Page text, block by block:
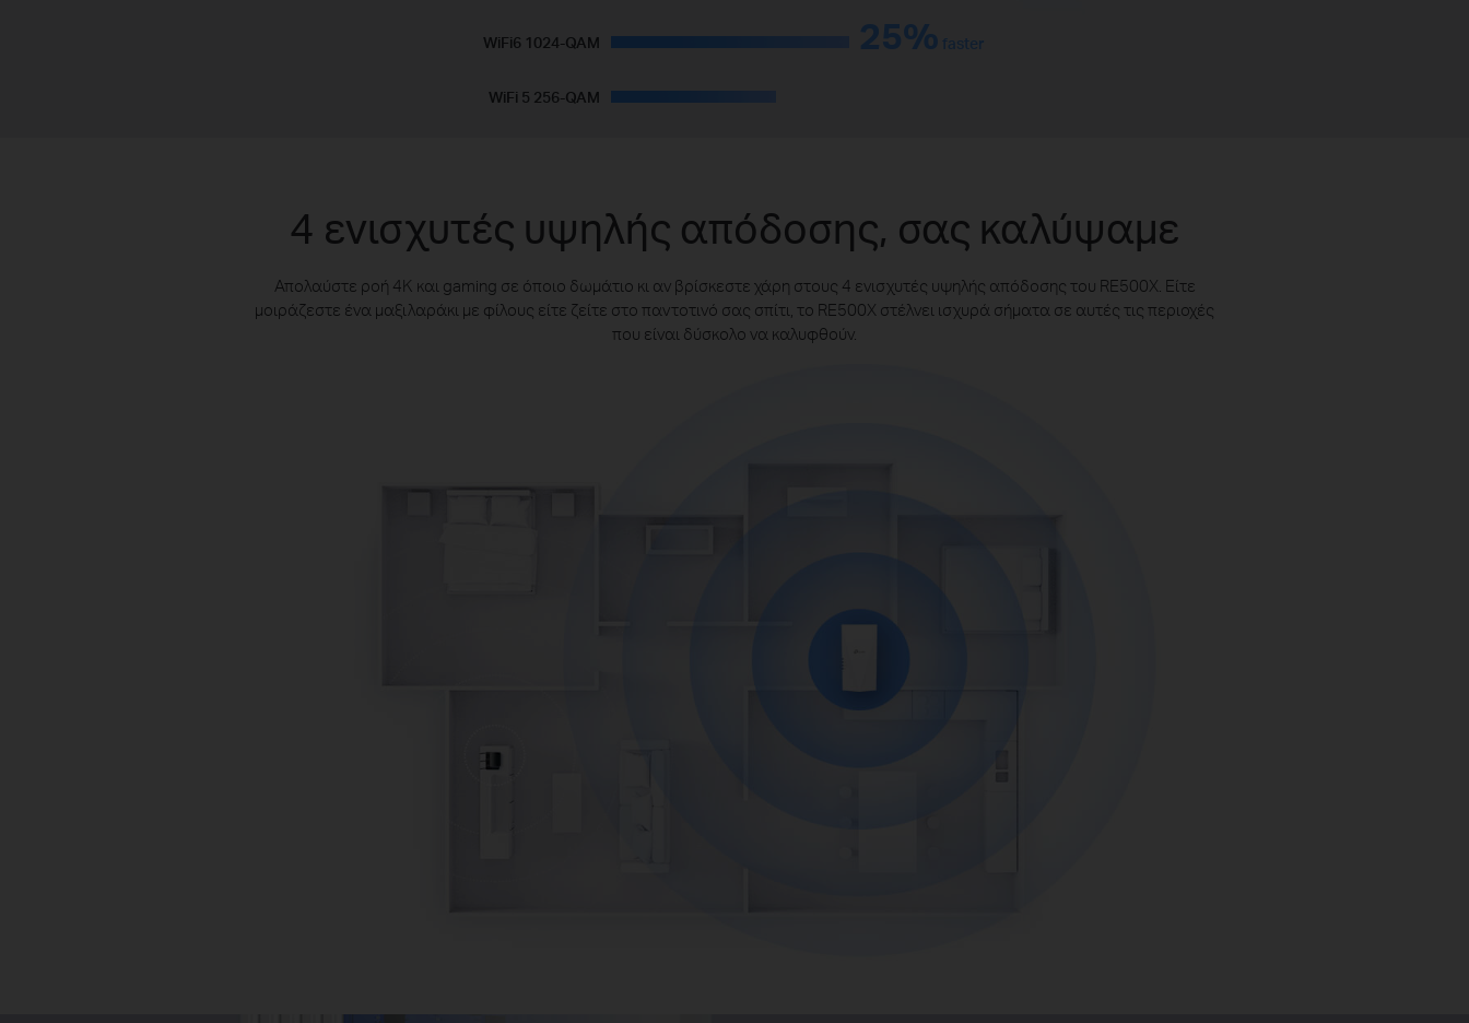
WiFi6 1024-QAM 25% faster
WiFi 5 256-QAM
4 ενισχυτές υψηλής απόδοσης, σας καλύψαμε
Απολαύστε ροή 4K και gaming σε όποιο δωμάτιο κι αν βρίσκεστε χάρη στους 4 ενισχυτές υψηλής απόδοσης του RE500X. Είτε
μοιράζεστε ένα μαξιλαράκι με φίλους είτε ζείτε στο παντοτινό σας σπίτι, το RE500X στέλνει ισχυρά σήματα σε αυτές τις περιοχές
που είναι δύσκολο να καλυφθούν.